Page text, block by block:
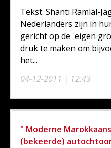
04-12-2011 | 12:43
Tekst: Shanti Ramlal-
Nederlanders zijn in
gericht op de 'eigen
druk te maken om
het...
" Moderne
(bekeerde)